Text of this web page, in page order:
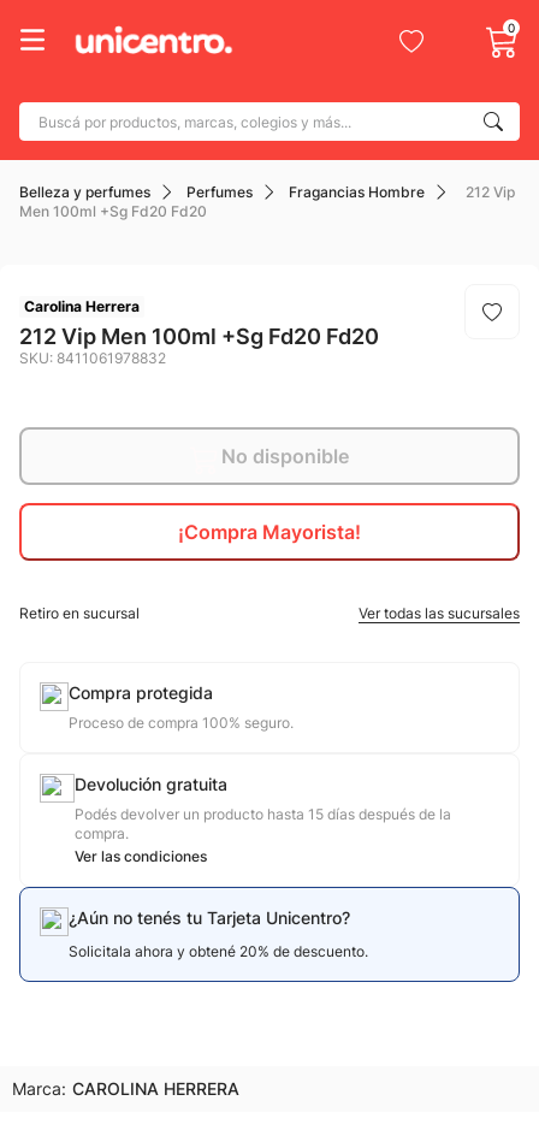
0
Buscá por productos, marcas, colegios y más...
Belleza y perfumes Perfumes Fragancias Hombre
212 Vip
Men 100ml +Sg Fd20 Fd20
Carolina Herrera
212 Vip Men 100ml +Sg Fd20 Fd20
SKU: 8411061978832
No disponible
¡Compra Mayorista!
Retiro en sucursal Ver todas las sucursales
Compra protegida
Proceso de compra 100% seguro.
Devolución gratuita
Podés devolver un producto hasta 15 días después de la
compra.
Ver las condiciones
¿Aún no tenés tu Tarjeta Unicentro?
Solicitala ahora y obtené 20% de descuento.
Marca: CAROLINA HERRERA
Términos más buscados
1. adidas
4. mochila
5. botin